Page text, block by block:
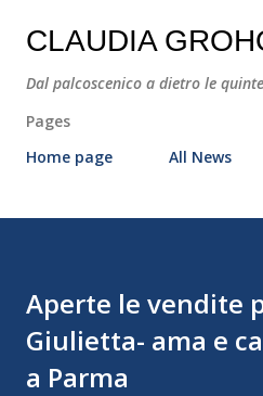
Passa ai
CLAUDIA
Dal palcoscenico a dietro le quinte
Pages
Home page
All News
Aperte le vendite
Giulietta- ama e
a Parma